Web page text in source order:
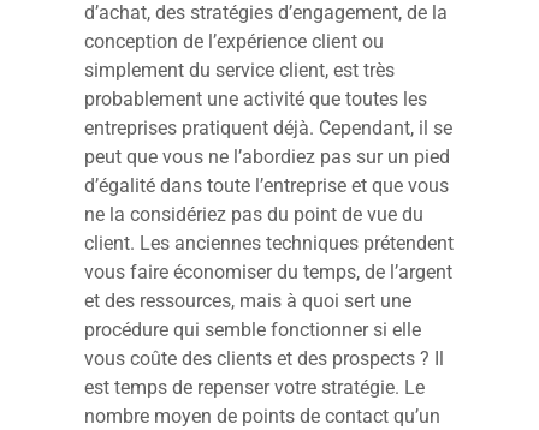
d’achat, des stratégies d’engagement, de la
conception de l’expérience client ou
simplement du service client, est très
probablement une activité que toutes les
entreprises pratiquent déjà. Cependant, il se
peut que vous ne l’abordiez pas sur un pied
d’égalité dans toute l’entreprise et que vous
ne la considériez pas du point de vue du
client. Les anciennes techniques prétendent
vous faire économiser du temps, de l’argent
et des ressources, mais à quoi sert une
procédure qui semble fonctionner si elle
vous coûte des clients et des prospects ? Il
est temps de repenser votre stratégie. Le
nombre moyen de points de contact qu’un